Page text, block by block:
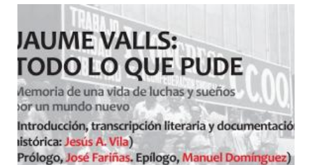
Jaume Valls: todo lo que
pude. Memoria de una vida de
luchas y sueños por un mundo
nuevo